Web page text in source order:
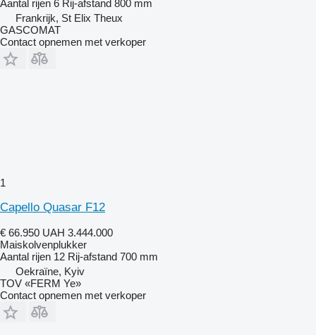
Aantal rijen 6 Rij-afstand 800 mm
Frankrijk, St Elix Theux
GASCOMAT
Contact opnemen met verkoper
1
Capello Quasar F12
€ 66.950 UAH 3.444.000
Maiskolvenplukker
Aantal rijen 12 Rij-afstand 700 mm
Oekraïne, Kyiv
TOV «FERM Ye»
Contact opnemen met verkoper